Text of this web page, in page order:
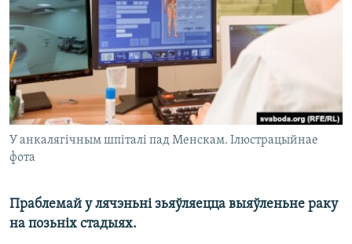
КУЛЬТУРА
КАЛЯНДАР
МОВА
НА ХВАЛЯХ СВАБОДЫ
У анкалягічным шпіталі пад Менскам. Ілюстрацыйнае
фота
Праблемай у лячэньні зьяўляецца выяўленьне раку
на позьніх стадыях.